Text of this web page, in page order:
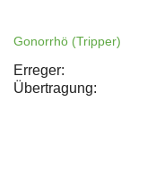
Gonorrhö (Tripper)
Erreger:
Übertragung: